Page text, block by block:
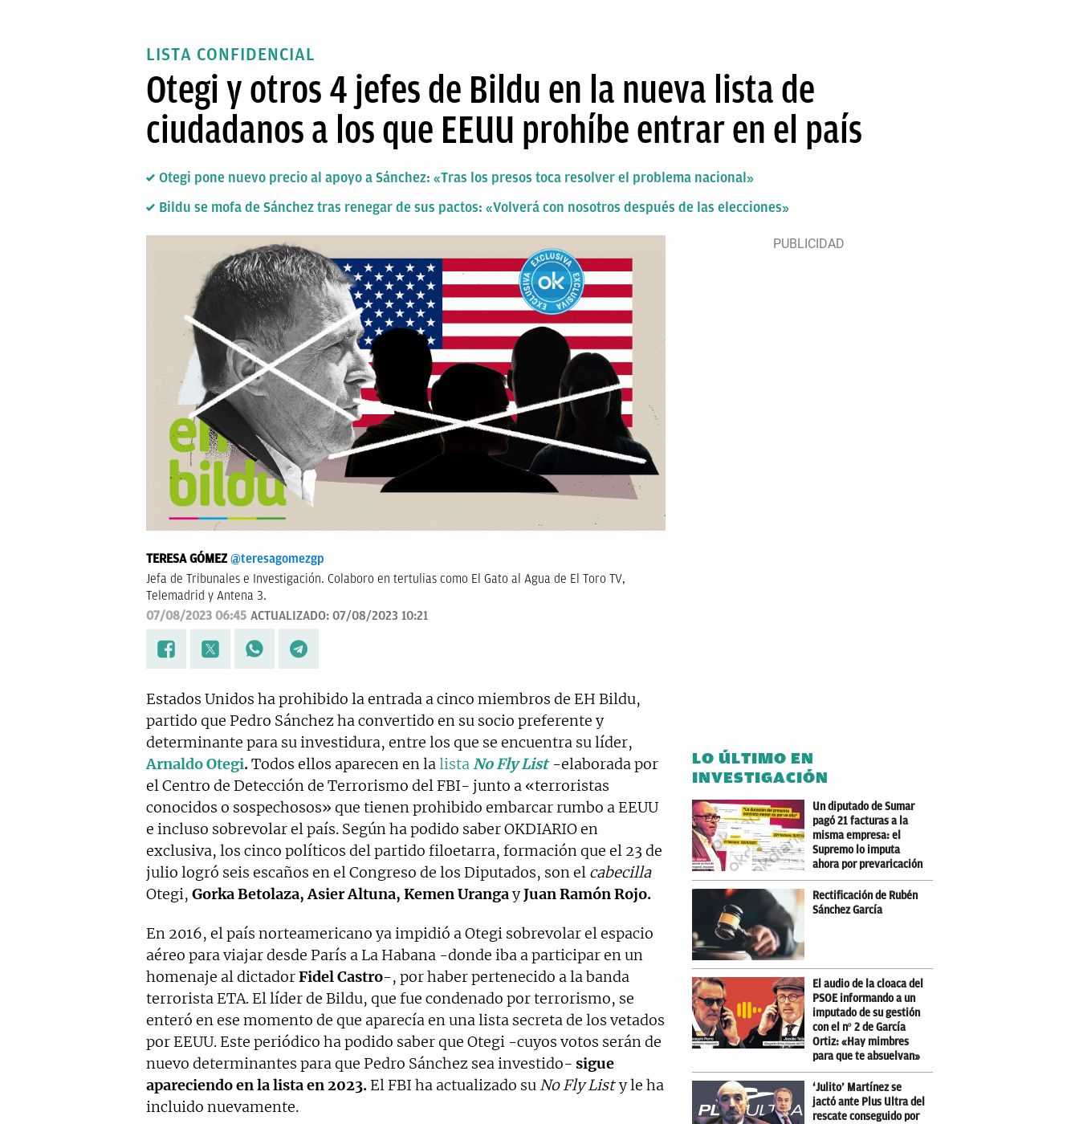
LISTA CONFIDENCIAL
Otegi y otros 4 jefes de Bildu en la nueva lista de
ciudadanos a los que EEUU prohíbe entrar en el país
Otegi pone nuevo precio al apoyo a Sánchez: «Tras los presos toca resolver el problema nacional»
Bildu se mofa de Sánchez tras renegar de sus pactos: «Volverá con nosotros después de las elecciones»
TERESA GÓMEZ @teresagomezgp
Jefa de Tribunales e Investigación. Colaboro en tertulias como El Gato al Agua de El Toro TV,
Telemadrid y Antena 3.
07/08/2023 06:45 ACTUALIZADO: 07/08/2023 10:21
Estados Unidos ha prohibido la entrada a cinco miembros de EH Bildu,
partido que Pedro Sánchez ha convertido en su socio preferente y
determinante para su investidura, entre los que se encuentra su líder,
Arnaldo Otegi.Todos ellos aparecen en la lista No Fly List-elaborada por
el Centro de Detección de Terrorismo del FBI- junto a «terroristas
conocidos o sospechosos» que tienen prohibido embarcar rumbo a EEUU
e incluso sobrevolar el país. Según ha podido saber OKDIARIO en
exclusiva, los cinco políticos del partido filoetarra, formación que el 23 de
julio logró seis escaños en el Congreso de los Diputados, son el cabecilla
Otegi, Gorka Betolaza, Asier Altuna, Kemen UrangayJuan Ramón Rojo.
En 2016, el país norteamericano ya impidió a Otegi sobrevolar el espacio
aéreo para viajar desde París a La Habana -donde iba a participar en un
homenaje al dictadorFidel Castro-, por haber pertenecido a la banda
terrorista ETA. El líder de Bildu, que fue condenado por terrorismo, se
enteró en ese momento de que aparecía en una lista secreta de los vetados
por EEUU. Este periódico ha podido saber que Otegi -cuyos votos serán de
nuevo determinantes para que Pedro Sánchez sea investido- sigue
apareciendo en la lista en 2023. El FBI ha actualizado su No Fly Listy le ha
incluido nuevamente.
LO ÚLTIMO EN
INVESTIGACIÓN
Un diputado de Sumar
pagó 21 facturas a la
misma empresa: el
Supremo lo imputa
ahora por prevaricación
Rectificación de Rubén
Sánchez García
El audio de la cloaca del
PSOE informando a un
imputado de su gestión
con el nº 2 de García
Ortiz: «Hay mimbres
para que te absuelvan»
‘Julito’ Martínez se
jactó ante Plus Ultra del
rescate conseguido por